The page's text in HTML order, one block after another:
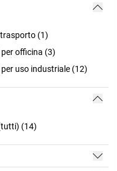
(1)
officina (3)
uso industriale (12)
(14)